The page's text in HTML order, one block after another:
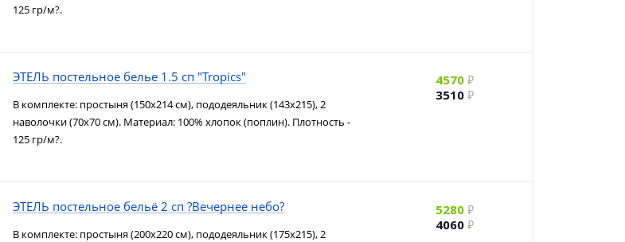
125 гр/м?.
ЭТЕЛЬ постельное белье 1.5 сп "Tropics"
В комплекте: простыня (150х214 см), пододеяльник (143х215), 2
наволочки (70х70 см). Материал: 100% хлопок (поплин). Плотность -
125 гр/м?.
4570
3510
ЭТЕЛЬ постельное бельё 2 сп ?Вечернее небо?
В комплекте: простыня (200х220 см), пододеяльник (175х215), 2
5280
4060